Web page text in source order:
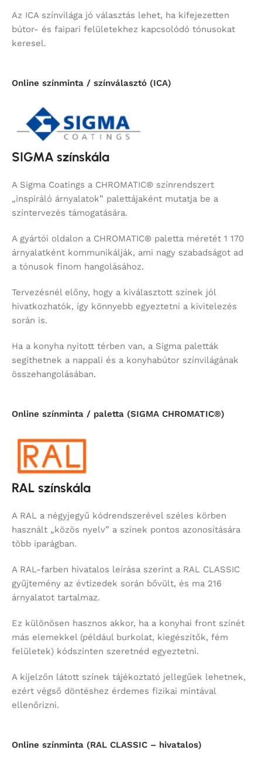
Az ICA színvilága jó választás lehet, ha kifejezetten
bútor- és faipari felületekhez kapcsolódó tónusokat
keresel.
Online színminta / színválasztó (ICA)
SIGMA színskála
A Sigma Coatings a CHROMATIC® színrendszert
„inspiráló árnyalatok” palettájaként mutatja be a
színtervezés támogatására.
A gyártói oldalon a CHROMATIC® paletta méretét 1 170
árnyalatként kommunikálják, ami nagy szabadságot ad
a tónusok finom hangolásához.
Tervezésnél előny, hogy a kiválasztott színek jól
hivatkozhatók, így könnyebb egyeztetni a kivitelezés
során is.
Ha a konyha nyitott térben van, a Sigma paletták
segíthetnek a nappali és a konyhabútor színvilágának
összehangolásában.
Online színminta / paletta (SIGMA CHROMATIC®)
RAL színskála
A RAL a négyjegyű kódrendszerével széles körben
használt „közös nyelv” a színek pontos azonosítására
több iparágban.
A RAL-farben hivatalos leírása szerint a RAL CLASSIC
gyűjtemény az évtizedek során bővült, és ma 216
árnyalatot tartalmaz.
Ez különösen hasznos akkor, ha a konyhai front színét
más elemekkel (például burkolat, kiegészítők, fém
felületek) kódszinten szeretnéd egyeztetni.
A kijelzőn látott színek tájékoztató jellegűek lehetnek,
ezért végső döntéshez érdemes fizikai mintával
ellenőrizni.
Online színminta (RAL CLASSIC – hivatalos)